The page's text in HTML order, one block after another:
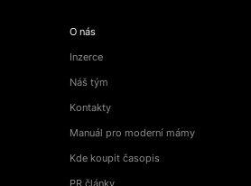
O nás
Inzerce
Náš tým
Kontakty
Manuál pro moderní mámy
Kde koupit časopis